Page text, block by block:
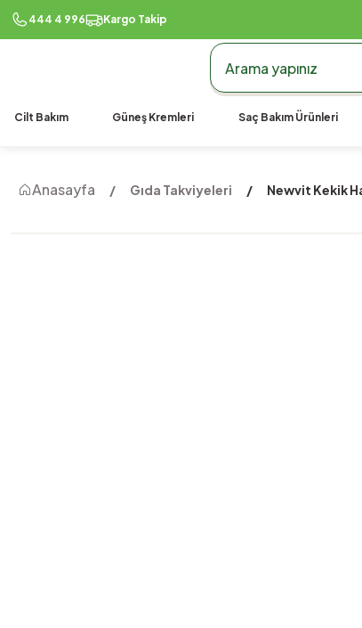
444 4 996 Kargo Takip
Cilt Bakım Güneş Kremleri Saç Bakım Ürünleri
Anasayfa Gıda Takviyeleri Newvit Kekik